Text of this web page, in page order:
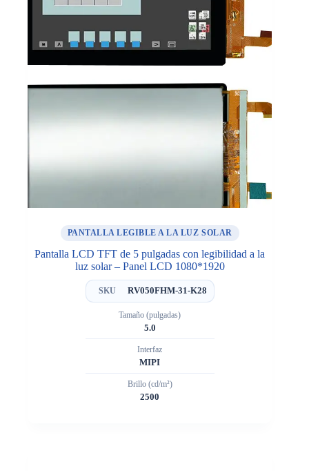
PANTALLA LEGIBLE A LA LUZ SOLAR
Pantalla LCD TFT de 5 pulgadas con legibilidad a la
luz solar – Panel LCD 1080*1920
SKU RV050FHM-31-K28
Tamaño (pulgadas)
5.0
Interfaz
MIPI
Brillo (cd/m²)
2500